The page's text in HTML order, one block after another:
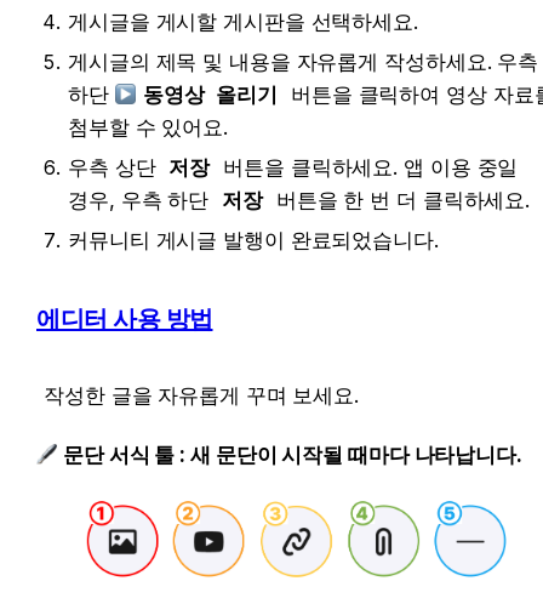
게시글을 게시할 게시판을 선택하세요.
게시글의 제목 및 내용을 자유롭게 작성하세요. 우측
하단
동영상 올리기
버튼을 클릭하여 영상 자료
첨부할 수 있어요.
우측 상단 저장 버튼을 클릭하세요. 앱 이용 중일
경우, 우측 하단 저장
버튼을 한 번 더 클릭하세요.
커뮤니티 게시글 발행이 완료되었습니다.
에디터 사용 방법
작성한 글을 자유롭게 꾸며 보세요.
문단 서식 툴 : 새 문단이 시작될 때마다 나타납니다.